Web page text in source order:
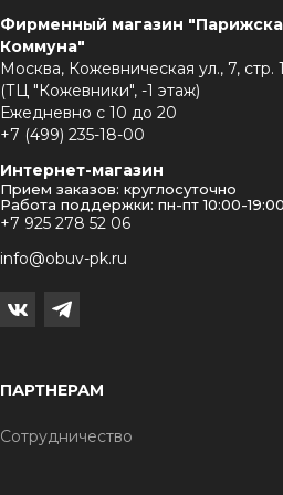
Фирменный магазин
Коммуна"
Москва, Кожевническая ул., 7, стр. 1
(ТЦ "Кожевники", -1 этаж)
Ежедневно с 10 до 20
+7 (499) 235-18-00
Интернет-магазин
Прием заказов: круглосуточно
Работа поддержки: пн-пт 10:00-19:00
+7 925 278 52 06
info@obuv-pk.ru
ПАРТНЕРАМ
Сотрудничество